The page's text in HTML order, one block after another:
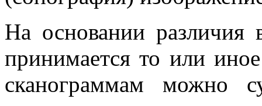
На основании различия
принимается то или
сканограммам можно